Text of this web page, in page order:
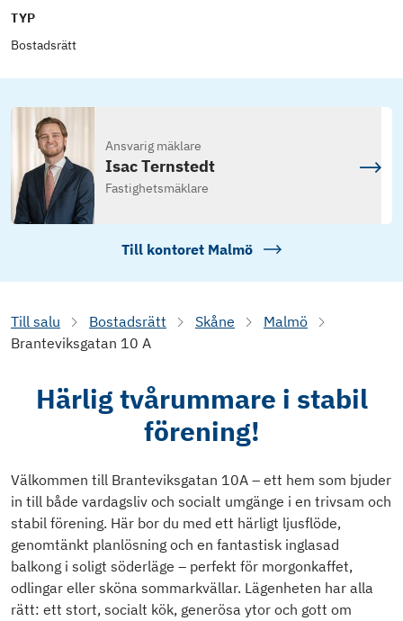
TYP
Bostadsrätt
Ansvarig mäklare
Isac Ternstedt
Fastighetsmäklare
Till kontoret Malmö
Till salu Bostadsrätt Skåne
Malmö
Branteviksgatan 10 A
Härlig tvårummare i stabil
förening!
Välkommen till Branteviksgatan 10A – ett hem som bjuder
in till både vardagsliv och socialt umgänge i en trivsam och
stabil förening. Här bor du med ett härligt ljusflöde,
genomtänkt planlösning och en fantastisk inglasad
balkong i soligt söderläge – perfekt för morgonkaffet,
odlingar eller sköna sommarkvällar. Lägenheten har alla
rätt: ett stort, socialt kök, generösa ytor och gott om